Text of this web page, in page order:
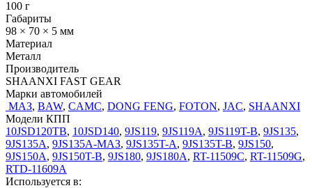
100 г
Габариты
98 × 70 × 5 мм
Материал
Металл
Производитель
SHAANXI FAST GEAR
Марки автомобилей
МАЗ, BAW, CAMC, DONG FENG, FOTON, JAC, SHAANXI
Модели КПП
10JSD120TB, 10JSD140, 9JS119, 9JS119A, 9JS119T-B, 9JS135,
9JS135A, 9JS135A-МАЗ, 9JS135T-A, 9JS135T-B, 9JS150,
9JS150A, 9JS150T-B, 9JS180, 9JS180A, RT-11509C, RT-11509G,
RTD-11609A
Используется в: